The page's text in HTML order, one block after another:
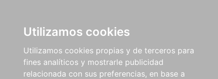
Utilizamos cookies
Utilizamos cookies propias y de terceros para
fines analíticos y mostrarle publicidad
relacionada con sus preferencias, en base a